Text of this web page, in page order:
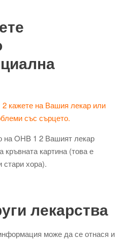
кажете на Вашия лекар или
със сърцето.
на OHB 1 2 Вашият лекар
картина (това е
стари хора).
лекарства
може да се отнася и